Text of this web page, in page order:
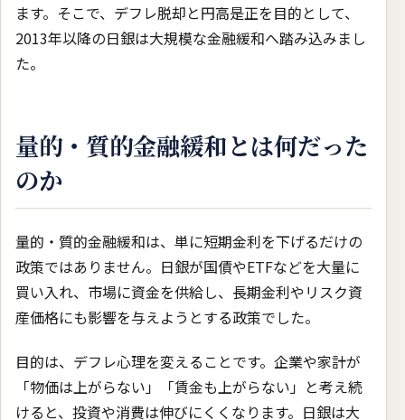
ます。そこで、デフレ脱却と円高是正を目的として、
2013年以降の日銀は大規模な金融緩和へ踏み込みまし
た。
量的・質的金融緩和とは何だった
のか
量的・質的金融緩和は、単に短期金利を下げるだけの
政策ではありません。日銀が国債やETFなどを大量に
買い入れ、市場に資金を供給し、長期金利やリスク資
産価格にも影響を与えようとする政策でした。
目的は、デフレ心理を変えることです。企業や家計が
「物価は上がらない」「賃金も上がらない」と考え続
けると、投資や消費は伸びにくくなります。日銀は大